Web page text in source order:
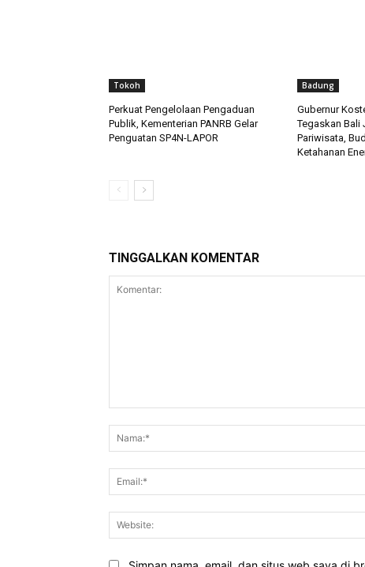
Tokoh
Perkuat Pengelolaan Pengaduan
Publik, Kementerian PANRB Gelar
Penguatan SP4N-LAPOR
Badung
Gubernur
Tegaskan Bali
Pariwisata,
Ketahanan
TINGGALKAN KOMENTAR